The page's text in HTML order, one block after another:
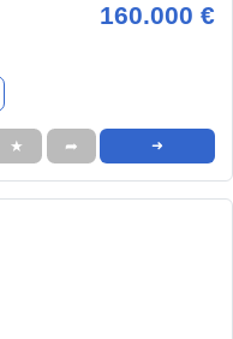
160.000 €
★ ➦ ➜